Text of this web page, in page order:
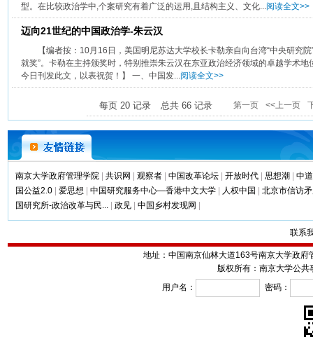
型。在比较政治学中,个案研究有着广泛的运用,且结构主义、文化...阅读全文>>
迈向21世纪的中国政治学-朱云汉
【编者按：10月16日，美国明尼苏达大学校长卡勒亲自向台湾“中央研究
就奖”。卡勒在主持颁奖时，特别推崇朱云汉在东亚政治经济领域的卓越学术
今日刊发此文，以表祝贺！】 一、中国发...阅读全文>>
每页 20记录 总共 66记录 第一页 <<上一页
南京大学政府管理学院 共识网 观察者 中国改革论坛 开放时代 思想潮
中
国公益2.0
爱思想 中国研究服务中心—香港中文大学 人权中国
北京市信访
国研究所-政治改革与民...
政见 中国乡村发现网
联系
地址：中国南京仙林大道163号南京大学政
版权所有：南京大学公共
用户名：
密码：